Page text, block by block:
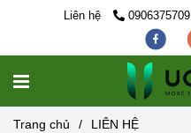
Liên hệ 0906375709
Trang chủ / LIÊN HỆ